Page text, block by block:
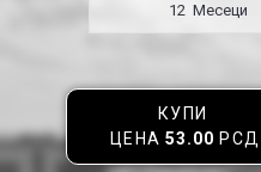
12 Месеци
КУПИ
ЦЕНА 53.00 РСД